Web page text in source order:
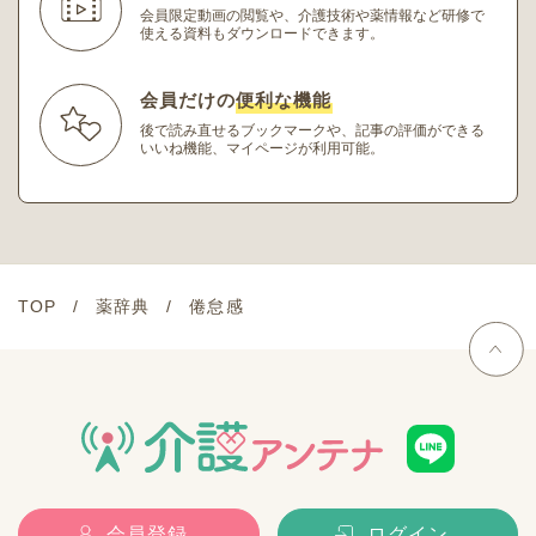
会員限定動画の閲覧や、介護技術や薬情報など研修で
使える資料もダウンロードできます。
会員だけの便利な機能
後で読み直せるブックマークや、記事の評価ができる
いいね機能、マイページが利用可能。
TOP 薬辞典 倦怠感